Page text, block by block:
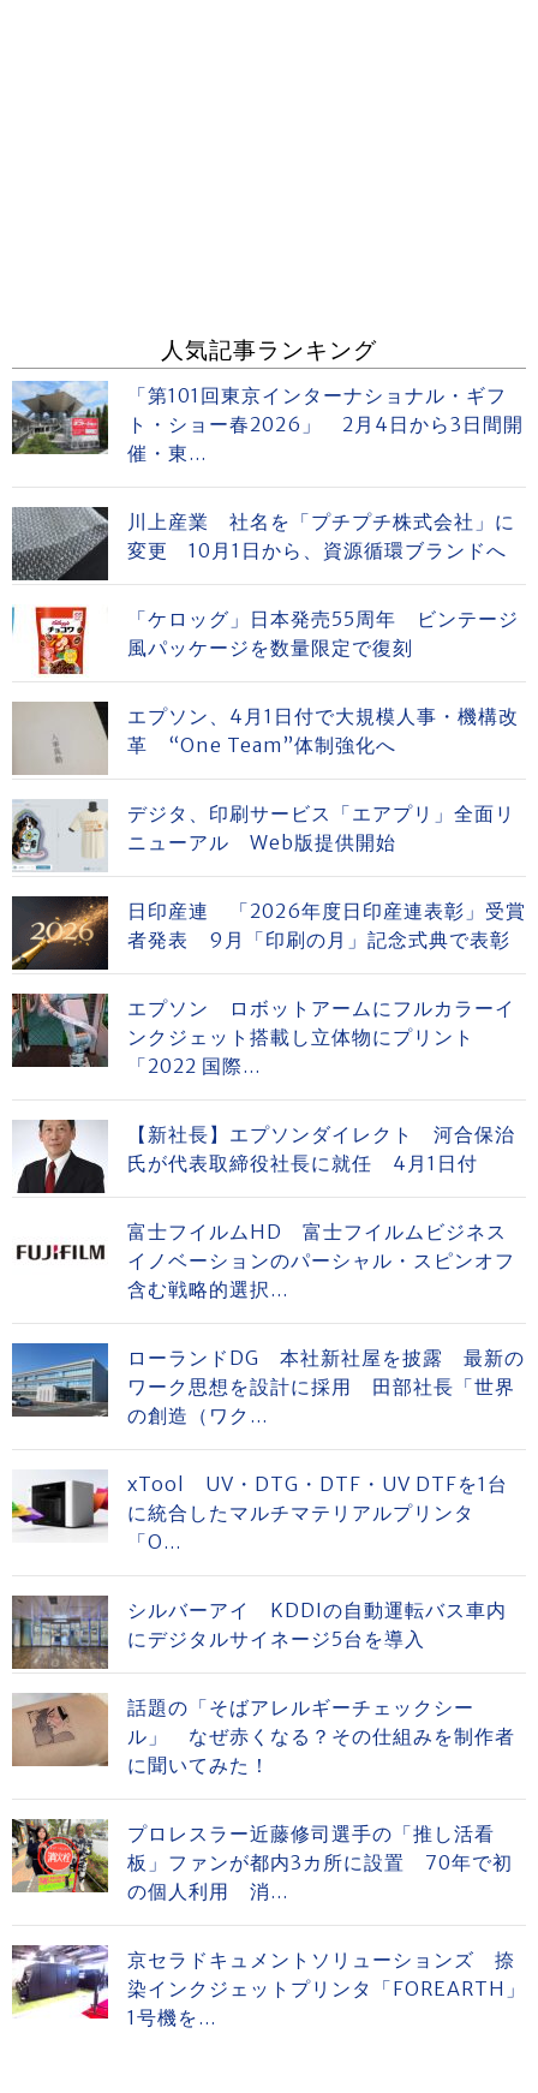
人気記事ランキング
「第101回東京インターナショナル・ギフ
ト・ショー春2026」 2月4日から3日間開
催・東...
川上産業 社名を「プチプチ株式会社」に
変更 10月1日から、資源循環ブランドへ
「ケロッグ」日本発売55周年 ビンテージ
風パッケージを数量限定で復刻
エプソン、4月1日付で大規模人事・機構改
革 “One Team”体制強化へ
デジタ、印刷サービス「エアプリ」全面リ
ニューアル Web版提供開始
日印産連 「2026年度日印産連表彰」受賞
者発表 9月「印刷の月」記念式典で表彰
エプソン ロボットアームにフルカラーイ
ンクジェット搭載し立体物にプリント
「2022 国際...
【新社長】エプソンダイレクト 河合保治
氏が代表取締役社長に就任 4月1日付
富士フイルムHD 富士フイルムビジネス
イノベーションのパーシャル・スピンオフ
含む戦略的選択...
ローランドDG 本社新社屋を披露 最新の
ワーク思想を設計に採用 田部社長「世界
の創造（ワク...
xTool UV・DTG・DTF・UV DTFを1台
に統合したマルチマテリアルプリンタ
「O...
シルバーアイ KDDIの自動運転バス車内
にデジタルサイネージ5台を導入
話題の「そばアレルギーチェックシー
ル」 なぜ赤くなる？その仕組みを制作者
に聞いてみた！
プロレスラー近藤修司選手の「推し活看
板」ファンが都内3カ所に設置 70年で初
の個人利用 消...
京セラドキュメントソリューションズ 捺
染インクジェットプリンタ「FOREARTH」
1号機を...